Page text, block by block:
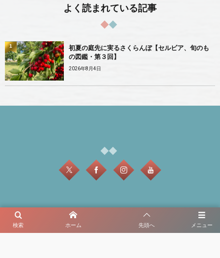
よく読まれている記事
初夏の庭先に実るさくらんぼ【セルビア、旬のも
の図鑑・第３回】
2026年8月4日
1
メニュー
検索 ホーム 先頭へ